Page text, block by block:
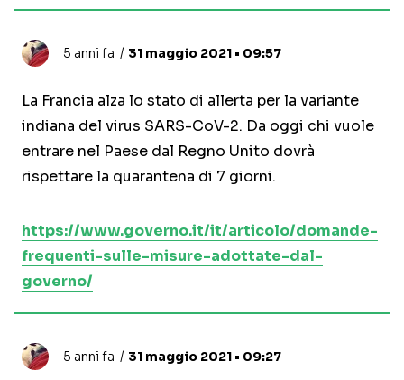
5 anni fa 31 maggio 2021 • 09:57
La Francia alza lo stato di allerta per la variante
indiana del virus SARS-CoV-2. Da oggi chi vuole
entrare nel Paese dal Regno Unito dovrà
rispettare la quarantena di 7 giorni.
https://www.governo.it/it/articolo/domande-
frequenti-sulle-misure-adottate-dal-
governo/
5 anni fa 31 maggio 2021 • 09:27